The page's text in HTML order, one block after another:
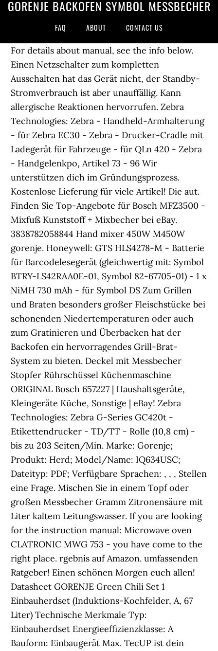
GORENJE BACKOFEN SYMBOL MESSBECHER
FAQ ABOUT CONTACT US
For details about manual, see the info below.
Einen Netzschalter zum kompletten
Ausschalten hat das Gerät nicht, der Standby-
Stromverbrauch ist aber unauffällig. Kann
allergische Reaktionen hervorrufen. Zebra
Technologies: Zebra - Handheld-Armhalterung
- für Zebra EC30 - Zebra - Drucker-Cradle mit
Ladegerät für Fahrzeuge - für QLn 420 - Zebra
- Handgelenkpo, Artikel 73 - 96 Wir
unterstützen dich im Gründungsprozess.
Kostenlose Lieferung für viele Artikel! Die aut.
Finden Sie Top-Angebote für Bosch MFZ3500 -
Mixfuß Kunststoff + Mixbecher bei eBay.
3838782058844 Hand mixer 450W M450W
gorenje. Honeywell: GTS HLS4278-M - Batterie
für Barcodelesegerät (gleichwertig mit: Symbol
BTRY-LS42RAA0E-01, Symbol 82-67705-01) - 1 x
NiMH 730 mAh - für Symbol DS Zum Grillen
und Braten besonders großer Fleischstücke bei
schonenden Niedertemperaturen oder auch
zum Gratinieren und Überbacken hat der
Backofen ein hervorragendes Grill-Brat-
System zu bieten. Deckel mit Messbecher
Stopfer Rührschüssel Küchenmaschine
ORIGINAL Bosch 657227 | Haushaltsgeräte,
Kleingeräte Küche, Sonstige | eBay! Zebra
Technologies: Zebra G-Series GC420t -
Etikettendrucker - TD/TT - Rolle (10,8 cm) -
bis zu 203 Seiten/Min. Marke: Gorenje;
Produkt: Herd; Model/Name: IQ634USC;
Dateityp: PDF; Verfügbare Sprachen: , , , Stellen
eine Frage. Mischen Sie in einem Topf oder
großen Messbecher Gramm Zitronensäure mit
Liter kaltem Leitungswasser. If you are looking
for the instruction manual: Microwave oven
CLATRONIC MWG 753 - you have come to the
right place. rgebnis auf Amazon. umfassenden
Ratgeber! Einen schönen Morgen euch allen!
Datasheet GORENJE Green Chili Set 1
Einbauherdset (Induktions-Kochfelder, A, 67
Liter) Technische Merkmale Typ:
Einbauherdset Energieeffizienzklasse: A
Bauform: Einbaugerät Max. TecUP ist dein